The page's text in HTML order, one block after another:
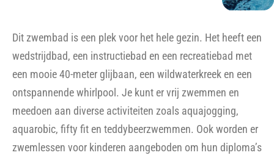
Dit zwembad is een plek voor het hele gezin. Het heeft een
wedstrijdbad, een instructiebad en een recreatiebad met
een mooie 40-meter glijbaan, een wildwaterkreek en een
ontspannende whirlpool. Je kunt er vrij zwemmen en
meedoen aan diverse activiteiten zoals aquajogging,
aquarobic, fifty fit en teddybeerzwemmen. Ook worden er
zwemlessen voor kinderen aangeboden om hun diploma’s